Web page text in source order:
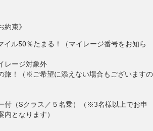
約束》
ル50％たまる！（マイレージ番号をお知ら
レージ対象外
旅！（※ご希望に添えない場合もございますの
付（Sクラス／５名乗）（※3名様以上でお申
となります）